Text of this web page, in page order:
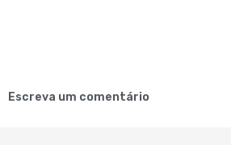
Escreva um comentário